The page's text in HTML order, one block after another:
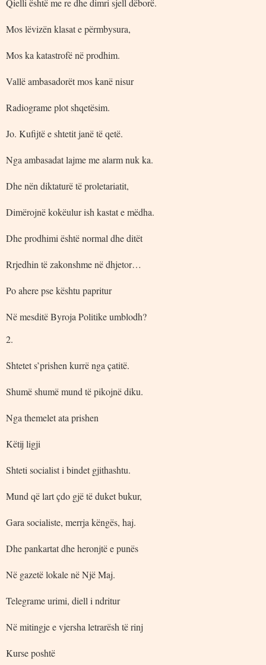
Qielli është me re dhe dimri sjell dëborë.
Mos lëvizën klasat e përmbysura,
Mos ka katastrofë në prodhim.
Vallë ambasadorët mos kanë nisur
Radiograme plot shqetësim.
Jo. Kufijtë e shtetit janë të qetë.
Nga ambasadat lajme me alarm nuk ka.
Dhe nën diktaturë të proletariatit,
Dimërojnë kokëulur ish kastat e mëdha.
Dhe prodhimi është normal dhe ditët
Rrjedhin të zakonshme në dhjetor…
Po ahere pse kështu papritur
Në mesditë Byroja Politike umblodh?
2.
Shtetet s’prishen kurrë nga çatitë.
Shumë shumë mund të pikojnë diku.
Nga themelet ata prishen
Këtij ligji
Shteti socialist i bindet gjithashtu.
Mund që lart çdo gjë të duket bukur,
Gara socialiste, merrja këngës, haj.
Dhe pankartat dhe heronjtë e punës
Në gazetë lokale në Një Maj.
Telegrame urimi, diell i ndritur
Në mitingje e vjersha letrarësh të rinj
Kurse poshtë